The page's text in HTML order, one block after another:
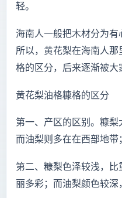
轻。
海南人一般把木材分为有
所以，黄花梨在海南人
格的区分，后来逐渐被大
黄花梨油格糠格的区分
第一、产区的区别。糠梨
而油梨则多在在西部地带
第二、糠梨色泽较浅，
丽多彩；而油梨颜色较深